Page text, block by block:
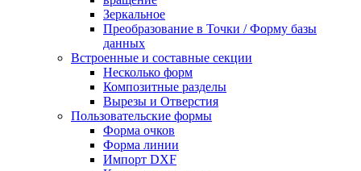
Зеркальное
Преобразование в Точки / Форму базы
данных
Встроенные и составные секции
Несколько форм
Композитные разделы
Вырезы и Отверстия
Пользовательские формы
Форма очков
Форма линии
Импорт DXF